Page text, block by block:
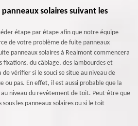
solaires suivant les
étape par étape afin que notre équipe
de votre problème de fuite panneaux
panneaux solaires à Realmont commencera
fixations, du câblage, des lambourdes et
vérifier si le souci se situe au niveau de
ou pas. En effet, il est aussi probable que la
niveau du revêtement de toit. Peut-être que
les panneaux solaires ou si le toit